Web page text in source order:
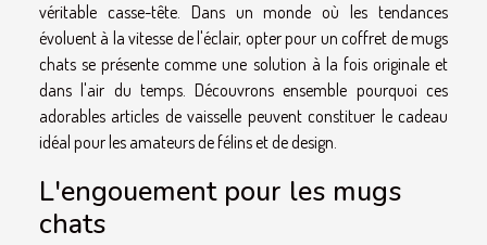
véritable casse-tête. Dans un monde où les tendances
évoluent à la vitesse de l'éclair, opter pour un coffret de mugs
chats se présente comme une solution à la fois originale et
dans l'air du temps. Découvrons ensemble pourquoi ces
adorables articles de vaisselle peuvent constituer le cadeau
idéal pour les amateurs de félins et de design.
L'engouement pour les mugs
chats